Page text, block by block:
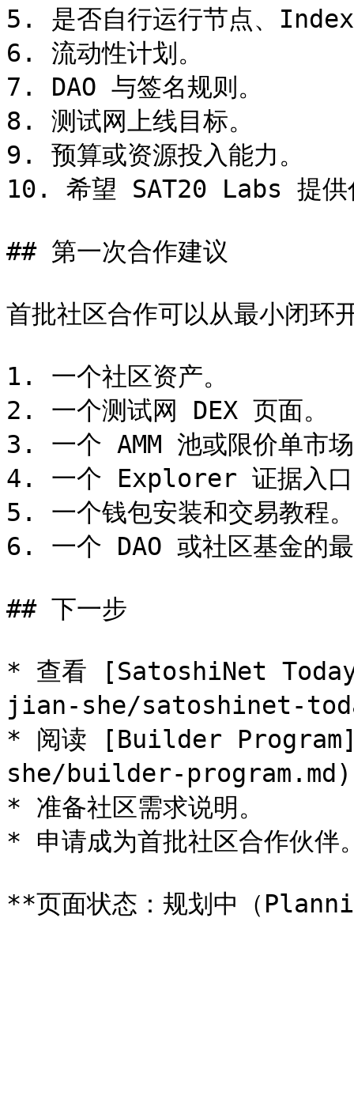
5. 是否自行运行节点、
6. 流动性计划。
7. DAO 与签名规则。
8. 测试网上线目标。
9. 预算或资源投入能力。
10. 希望 SAT20 Labs 提供
## 第一次合作建议
首批社区合作可以从最小闭环
1. 一个社区资产。
2. 一个测试网 DEX 页面。
3. 一个 AMM 池或限价单市
4. 一个 Explorer 证据入
5. 一个钱包安装和交易教程。
6. 一个 DAO 或社区基金的
## 下一步
* 查看 [SatoshiNet
jian-she/satoshinet-
* 阅读 [Builder
she/builder-program.md)
* 准备社区需求说明。
* 申请成为首批社区合作伙伴